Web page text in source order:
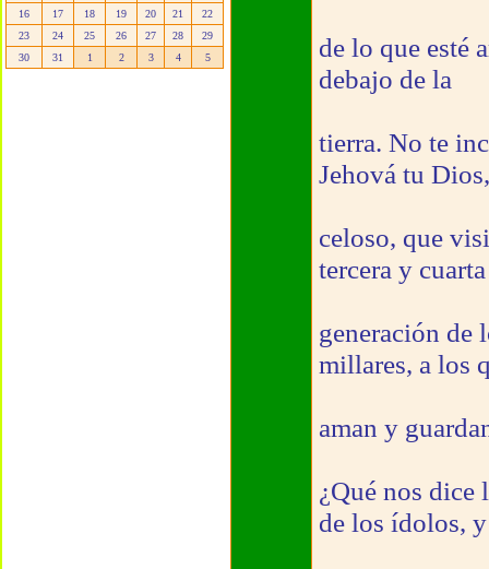
de lo que esté
debajo de la
tierra. No te
Jehová tu
celoso, que
tercera y cuarta
generación de
millares, a los
aman y
¿Qué nos dice
de los ídolos,
16
17 18 19 20 21
22
23
24 25 26 27 28
29
30
31 1 2 3 4 5